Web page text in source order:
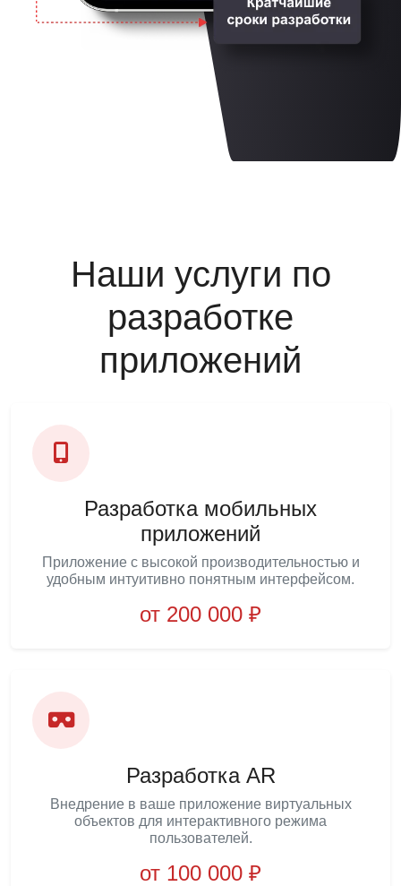
Наши услуги по
разработке
приложений
Разработка мобильных
приложений
Приложение с высокой производительностью и
удобным интуитивно понятным интерфейсом.
от 200 000 ₽
Разработка AR
Внедрение в ваше приложение виртуальных
объектов для интерактивного режима
пользователей.
от 100 000 ₽